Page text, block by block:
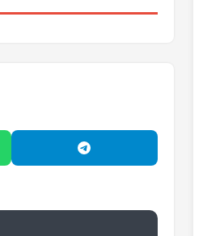
Paylaş Telegram'da